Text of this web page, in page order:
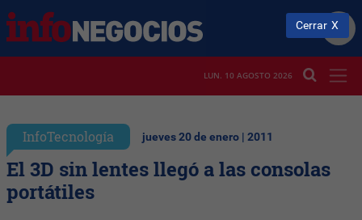
LUN. 10 AGOSTO 2026
InfoTecnología jueves 20 de enero | 2011
El 3D sin lentes llegó a las consolas
portátiles
Cerrar